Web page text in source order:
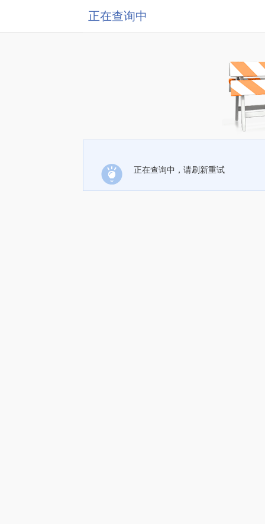
正在查询中
正在查询中，请刷新重试